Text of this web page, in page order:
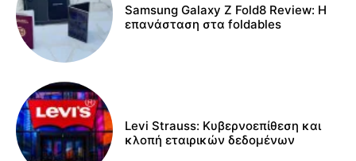
Samsung Galaxy Z Fold8 Review: Η
επανάσταση στα foldables
Levi Strauss: Κυβερνοεπίθεση και
κλοπή εταιρικών δεδομένων